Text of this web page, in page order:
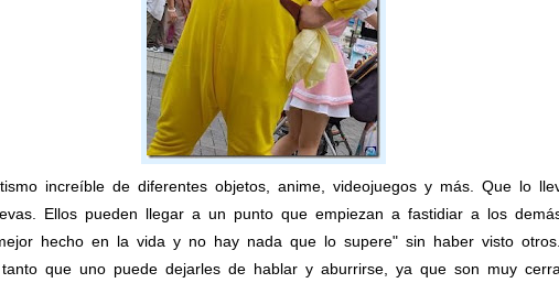
increíble de diferentes objetos, anime, videojuegos y más. Que lo
Ellos pueden llegar a un punto que empiezan a fastidiar a los
hecho en la vida y no hay nada que lo supere" sin haber visto
que uno puede dejarles de hablar y aburrirse, ya que son muy